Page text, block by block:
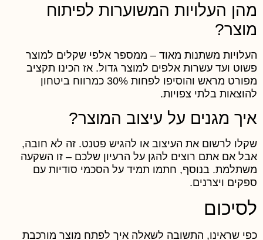
העלויות המשוערות לפיתוח
משתנות מאוד – ממספר אלפי שקלים למוצר
ועד עשרות אלפים למוצר גדול. אז הכינו תקציב
מפורט מראש והוסיפו לפחות 30% כמרווח ביטחון
בלתי צפויות.
מגנים על עיצוב המוצר?
לרשום את העיצוב או להגיש פטנט. זה לא חובה,
אם אתם רוצים להגן על הרעיון שלכם – זו השקעה
בנוסף, חתמו תמיד על הסכמי סודיות עם
ויצרנים.
שראינו, התשובה לשאלה איך לפתח מוצר מורכבת